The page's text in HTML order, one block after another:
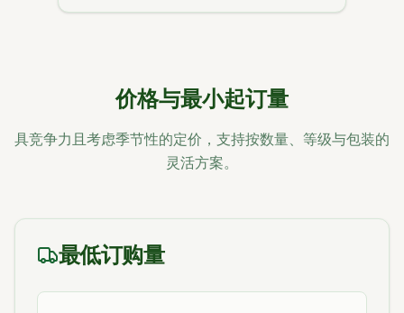
价格与最小起订量
具竞争力且考虑季节性的定价，支持按数量、等级与包装的
灵活方案。
最低订购量